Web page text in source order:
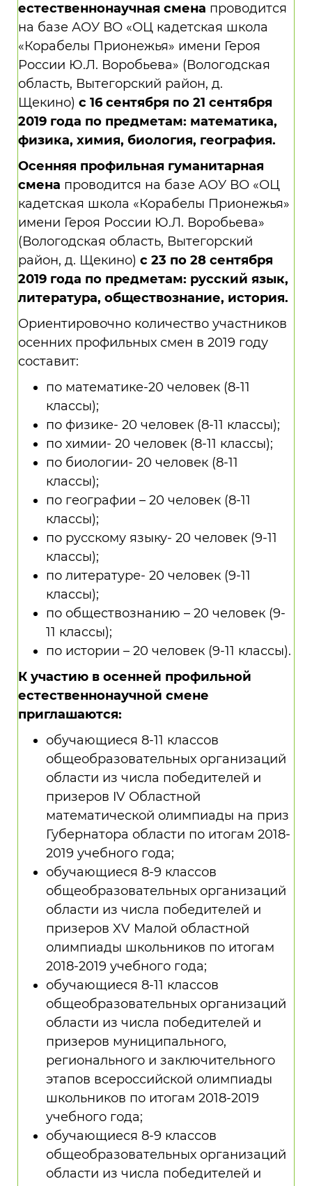
естественнонаучная смена проводится
на базе АОУ ВО «ОЦ кадетская школа
«Корабелы Прионежья» имени Героя
России Ю.Л. Воробьева» (Вологодская
область, Вытегорский район, д.
Щекино) с 16 сентября по 21 сентября
2019 года по предметам: математика,
физика, химия, биология, география.
Осенняя профильная гуманитарная
смена проводится на базе АОУ ВО «ОЦ
кадетская школа «Корабелы Прионежья»
имени Героя России Ю.Л. Воробьева»
(Вологодская область, Вытегорский
район, д. Щекино) с 23 по 28 сентября
2019 года по предметам: русский язык,
литература, обществознание, история.
Ориентировочно количество участников
осенних профильных смен в 2019 году
составит:
по математике-20 человек (8-11
классы);
по физике- 20 человек (8-11 классы);
по химии- 20 человек (8-11 классы);
по биологии- 20 человек (8-11
классы);
по географии – 20 человек (8-11
классы);
по русскому языку- 20 человек (9-11
классы);
по литературе- 20 человек (9-11
классы);
по обществознанию – 20 человек (9-
11 классы);
по истории – 20 человек (9-11 классы).
К участию в осенней профильной
естественнонаучной смене
приглашаются:
обучающиеся 8-11 классов
общеобразовательных организаций
области из числа победителей и
призеров IV Областной
математической олимпиады на приз
Губернатора области по итогам 2018-
2019 учебного года;
обучающиеся 8-9 классов
общеобразовательных организаций
области из числа победителей и
призеров XV Малой областной
олимпиады школьников по итогам
2018-2019 учебного года;
обучающиеся 8-11 классов
общеобразовательных организаций
области из числа победителей и
призеров муниципального,
регионального и заключительного
этапов всероссийской олимпиады
школьников по итогам 2018-2019
учебного года;
обучающиеся 8-9 классов
общеобразовательных организаций
области из числа победителей и